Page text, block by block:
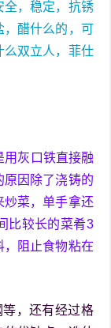
全，稳定，抗锈
，醋什么的，可
么双立人，菲仕
用灰口铁直接融
原因除了浇铸的
炒菜，单手拿还
比较长的菜肴3
，阻止食物粘在
，还有经过格